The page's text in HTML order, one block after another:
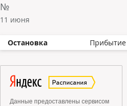
№
11 июня
Остановка Прибытие